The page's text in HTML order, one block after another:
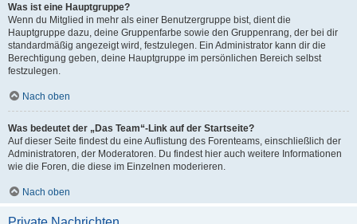
Was ist eine Hauptgruppe?
Wenn du Mitglied in mehr als einer Benutzergruppe bist, dient die
Hauptgruppe dazu, deine Gruppenfarbe sowie den Gruppenrang, der bei dir
standardmäßig angezeigt wird, festzulegen. Ein Administrator kann dir die
Berechtigung geben, deine Hauptgruppe im persönlichen Bereich selbst
festzulegen.
Nach oben
Was bedeutet der „Das Team“-Link auf der Startseite?
Auf dieser Seite findest du eine Auflistung des Forenteams, einschließlich der
Administratoren, der Moderatoren. Du findest hier auch weitere Informationen
wie die Foren, die diese im Einzelnen moderieren.
Nach oben